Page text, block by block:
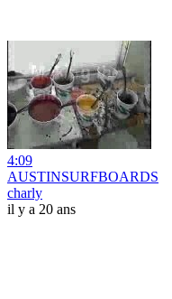
4:09
AUSTINSURFBOARDS
charly
il y a 20 ans